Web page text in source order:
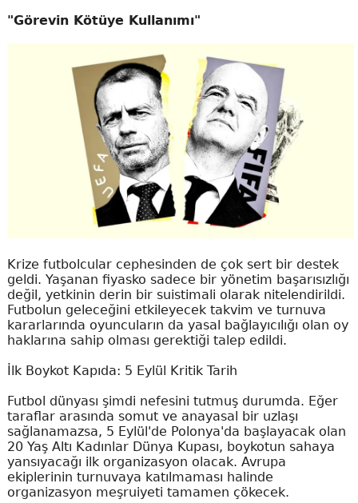
"Görevin Kötüye Kullanımı"
Krize futbolcular cephesinden de çok sert bir destek
geldi. Yaşanan fiyasko sadece bir yönetim başarısızlığı
değil, yetkinin derin bir suistimali olarak nitelendirildi.
Futbolun geleceğini etkileyecek takvim ve turnuva
kararlarında oyuncuların da yasal bağlayıcılığı olan oy
haklarına sahip olması gerektiği talep edildi.
İlk Boykot Kapıda: 5 Eylül Kritik Tarih
Futbol dünyası şimdi nefesini tutmuş durumda. Eğer
taraflar arasında somut ve anayasal bir uzlaşı
sağlanamazsa, 5 Eylül'de Polonya'da başlayacak olan
20 Yaş Altı Kadınlar Dünya Kupası, boykotun sahaya
yansıyacağı ilk organizasyon olacak. Avrupa
ekiplerinin turnuvaya katılmaması halinde
organizasyon meşruiyeti tamamen çökecek.